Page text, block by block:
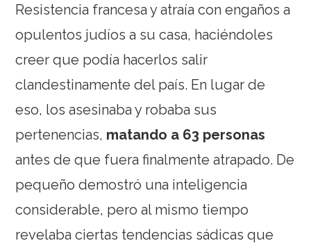
Resistencia francesa y atraía con engaños a
opulentos judíos a su casa, haciéndoles
creer que podía hacerlos salir
clandestinamente del país. En lugar de
eso, los asesinaba y robaba sus
pertenencias, matando a 63 personas
antes de que fuera finalmente atrapado. De
pequeño demostró una inteligencia
considerable, pero al mismo tiempo
revelaba ciertas tendencias sádicas que